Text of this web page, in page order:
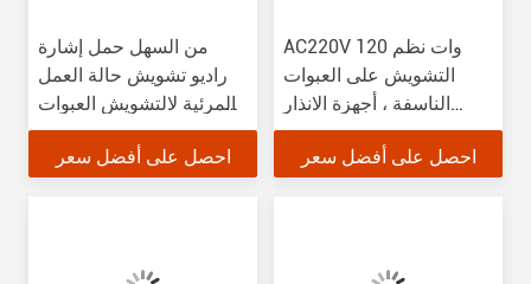
من السهل حمل إشارة
راديو تشويش حالة العمل
المرئية لالتشويش العبوات
الناسفة
احصل على أفضل سعر
AC220V 120 وات نظم
التشويش على العبوات
الناسفة ، أجهزة الانذار
المحمولة Ied لمكافحة
الإرهاب
احصل على أفضل سعر